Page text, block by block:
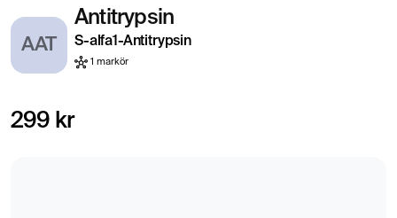
AAT
Antitrypsin
S-alfa1-Antitrypsin
1 markör
299 kr